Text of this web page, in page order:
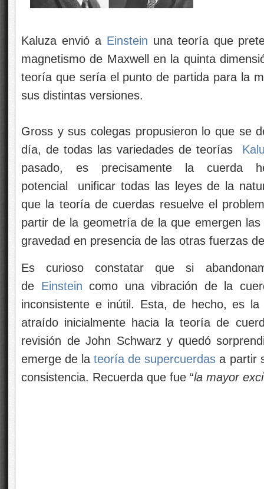
Kaluza envió a Einstein una teoría que
magnetismo de Maxwell en la quinta
teoría que sería el punto de partida para la
sus distintas versiones.
Gross y sus colegas propusieron lo que se
día, de todas las variedades de teorías
pasado, es precisamente la cuerda
potencial
unificar todas las leyes de la
que la teoría de cuerdas resuelve el
partir de la geometría de la que emergen
gravedad en presencia de las otras fuerzas
Es curioso constatar que si
de Einstein como una vibración de la
inconsistente e inútil. Esta, de hecho, es
atraído inicialmente hacia la teoría de
revisión de John Schwarz y quedó
emerge de lateoría de supercuerdas a partir
consistencia. Recuerda que fue “la mayor